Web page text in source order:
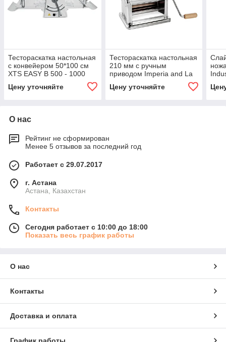
Тестораскатка настольная
с конвейером 50*100 см
XTS EASY B 500 - 1000
Цену уточняйте
Тестораскатка настольная
210 мм с ручным
приводом Imperia and La
RestaurantManuale(010)
Цену уточняйте
О нас
Рейтинг не сформирован
Менее 5 отзывов за последний год
Работает с 29.07.2017
г. Астана
Астана, Казахстан
Контакты
Сегодня работает с 10:00 до 18:00
Показать весь график работы
О нас
Контакты
Доставка и оплата